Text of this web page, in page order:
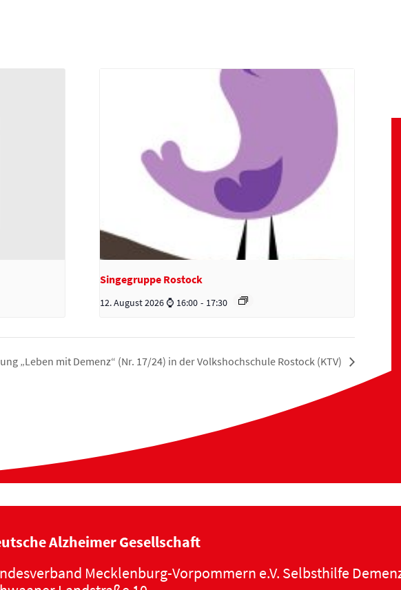
Singegruppe Rostock
12. August 2026 ⌚ 16:00 - 17:30
„Leben mit Demenz“ (Nr. 17/24) in der Volkshochschule Rostock (KTV)
Alzheimer Gesellschaft
Mecklenburg-Vorpommern e.V. Selbsthilfe